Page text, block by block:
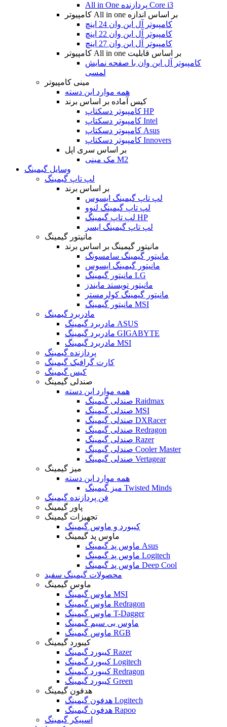
All in One پردازنده Core i3
کامپیوتر All in one بر اساس اندازه
کامپیوتر آل این وان 24 اینچ
کامپیوتر آل این وان 22 اینچ
کامپیوتر آل این وان 27 اینچ
کامپیوتر All in one بر اساس قابلیت
کامپیوتر آل این وان با صفحه نمایش
لمسی
مینی کامپیوتر
همه موارد این دسته
کیس آماده بر اساس برند
کامپیوتر دسکتاپ HP
کامپیوتر دسکتاپ Intel
کامپیوتر دسکتاپ Asus
کامپیوتر دسکتاپ Innovers
بر اساس سری اپل
مک مینی M2
وسایل گیمینگ
لپ تاپ گیمینگ
بر اساس برند
لپ تاپ گیمینگ ایسوس
لپ تاپ گیمینگ لنوو
لپ تاپ گیمینگ HP
لپ تاپ گیمینگ ایسر
مانیتور گیمینگ
مانیتور گیمینگ بر اساس برند
مانیتور گیمینگ سامسونگ
مانیتور گیمینگ ایسوس
مانیتور گیمینگ LG
مانیتور تویستد مایندز
مانیتور گیمینگ کولرمستر
مانیتور گیمینگ MSI
مادربرد گیمینگ
مادربرد گیمینگ ASUS
مادربرد گیمینگ GIGABYTE
مادربرد گیمینگ MSI
پردازنده گیمینگ
کارت گرافیک گیمینگ
کیس گیمینگ
صندلی گیمینگ
همه موارد این دسته
صندلی گیمینگ Raidmax
صندلی گیمینگ MSI
صندلی گیمینگ DXRacer
صندلی گیمینگ Redragon
صندلی گیمینگ Razer
صندلی گیمینگ Cooler Master
صندلی گیمینگ Vertagear
میز گیمینگ
همه موارد این دسته
میز گیمینگ Twisted Minds
فن پردازنده گیمینگ
پاور گیمینگ
تجهیزات گیمینگ
کیبورد و ماوس گیمینگ
ماوس پد گیمینگ
ماوس پد گیمینگ Asus
ماوس پد گیمینگ Logitech
ماوس پد گیمینگ Deep Cool
محصولات گیمینگ سفید
ماوس گیمینگ
ماوس گیمینگ MSI
ماوس گیمینگ Redragon
ماوس گیمینگ T-Dagger
ماوس بی سیم گیمینگ
ماوس گیمینگ RGB
کیبورد گیمینگ
کیبورد گیمینگ Razer
کیبورد گیمینگ Logitech
کیبورد گیمینگ Redragon
کیبورد گیمینگ Green
هدفون گیمینگ
هدفون گیمینگ Logitech
هدفون گیمینگ Rapoo
اسپیکر گیمینگ